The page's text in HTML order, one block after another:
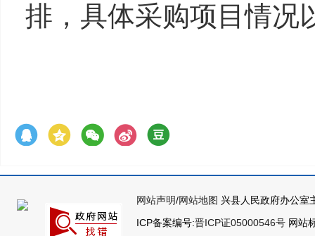
排，具体采购项目情况
网站声明/网站地图 兴县人民政府办公室
ICP备案编号:晋ICP证05000546号 网站